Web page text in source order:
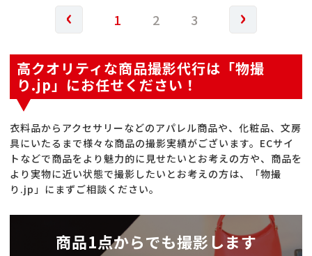
‹ 1 2 3 ›
高クオリティな商品撮影代行は「物撮
り.jp」にお任せください！
衣料品からアクセサリーなどのアパレル商品や、化粧品、文房
具にいたるまで様々な商品の撮影実績がございます。ECサイ
トなどで商品をより魅力的に見せたいとお考えの方や、商品を
より実物に近い状態で撮影したいとお考えの方は、「物撮
り.jp」にまずご相談ください。
商品1点からでも撮影します